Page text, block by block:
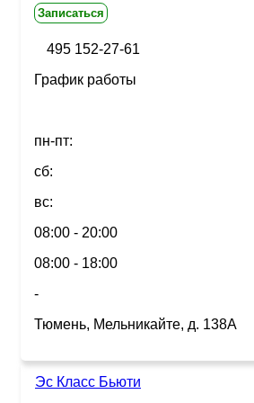
Записаться
495 152-27-61
График работы
пн-пт:
сб:
вс:
08:00 - 20:00
08:00 - 18:00
-
Тюмень, Мельникайте, д. 138А
Эс Класс Бьюти